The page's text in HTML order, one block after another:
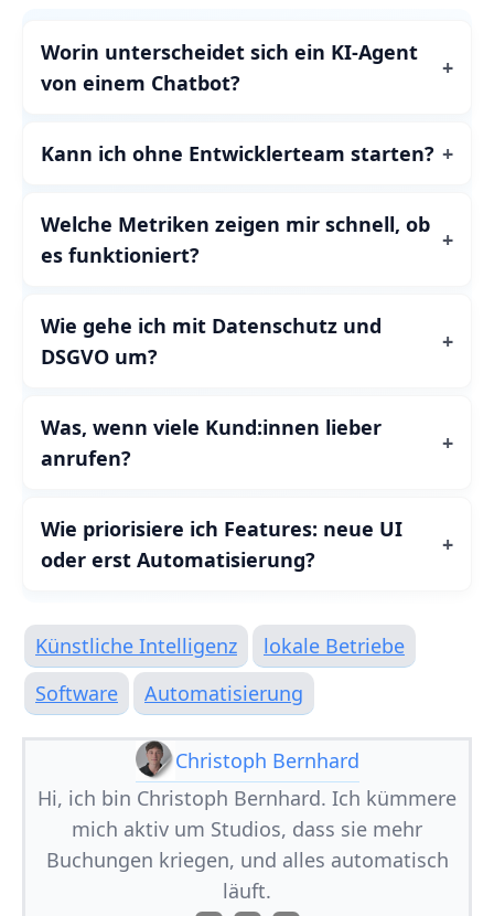
Worin unterscheidet sich ein KI‑Agent
von einem Chatbot?
Kann ich ohne Entwicklerteam starten?
Welche Metriken zeigen mir schnell, ob
es funktioniert?
Wie gehe ich mit Datenschutz und
DSGVO um?
Was, wenn viele Kund:innen lieber
anrufen?
Wie priorisiere ich Features: neue UI
oder erst Automatisierung?
Künstliche Intelligenz
lokale Betriebe
Software
Automatisierung
Christoph Bernhard
Hi, ich bin Christoph Bernhard. Ich kümmere
mich aktiv um Studios, dass sie mehr
Buchungen kriegen, und alles automatisch
läuft.